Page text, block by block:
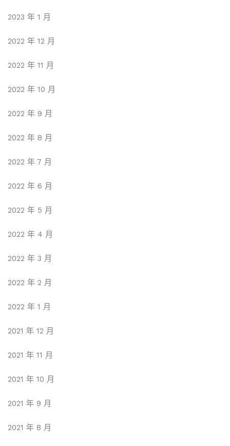
2023 年 1 月
2022 年 12 月
2022 年 11 月
2022 年 10 月
2022 年 9 月
2022 年 8 月
2022 年 7 月
2022 年 6 月
2022 年 5 月
2022 年 4 月
2022 年 3 月
2022 年 2 月
2022 年 1 月
2021 年 12 月
2021 年 11 月
2021 年 10 月
2021 年 9 月
2021 年 8 月